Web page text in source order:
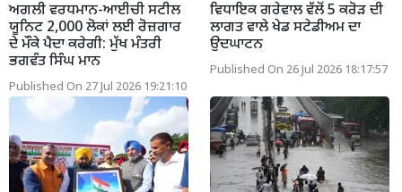
ਅਗਲੀ ਵਰਧਮਾਨ-ਆਈਚੀ ਸਟੀਲ
ਯੂਨਿਟ 2,000 ਲੋਕਾਂ ਲਈ ਰੋਜ਼ਗਾਰ
ਦੇ ਮੌਕੇ ਪੈਦਾ ਕਰੇਗੀ: ਮੁੱਖ ਮੰਤਰੀ
ਭਗਵੰਤ ਸਿੰਘ ਮਾਨ
Published On 27 Jul 2026 19:21:10
ਵਿਧਾਇਕ ਗਰੇਵਾਲ ਵੱਲੋਂ 5 ਕਰੋੜ ਦੀ
ਲਾਗਤ ਵਾਲੇ ਖੇਡ ਸਟੇਡੀਅਮ ਦਾ
ਉਦਘਾਟਨ
Published On 26 Jul 2026 18:17:57